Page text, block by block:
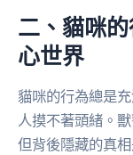
二、貓咪
心世界
貓咪的行為總是
人摸不著頭緒。
但背後隱藏的真